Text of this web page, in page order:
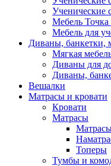
Ученические
Мебель Точка
Мебель для
Диваны, банкетки,
Мягкая
Диваны для
Диваны,
Вешалки
Матрасы и кровати
Кровати
Матрасы
Топеры
Тумбы и